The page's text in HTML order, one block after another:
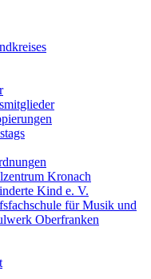
Kronach
Kind e. V.
für Musik und
Oberfranken